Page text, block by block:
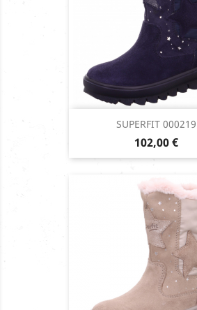
SUPERFIT 000219
Prix
102,00 €